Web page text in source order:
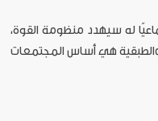
له سيهدد منظومة القوة،
هي أساس المجتمعات